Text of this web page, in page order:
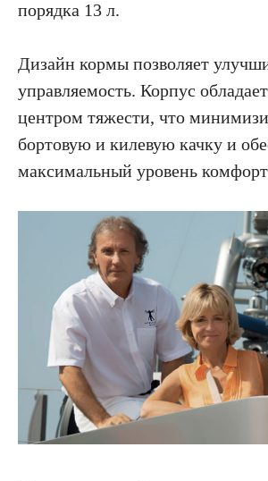
порядка 13 л.
Дизайн кормы позволяет
управляемость. Корпус
центром тяжести, что
бортовую и килевую качку и
максимальный уровень